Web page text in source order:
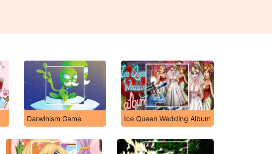
Darwinism Game Ice Queen Wedding Album